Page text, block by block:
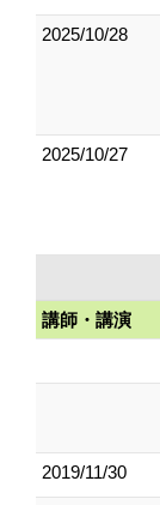
2025/10/28
2025/10/27
講師・講演
2019/11/30